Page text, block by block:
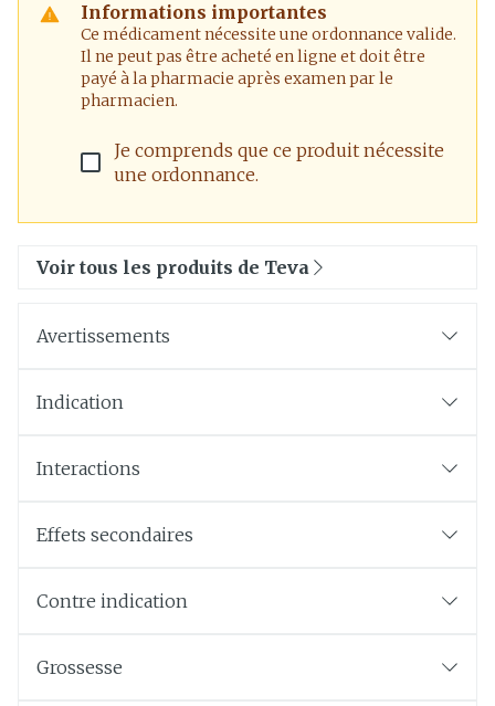
Informations importantes
Ce médicament nécessite une ordonnance valide.
Il ne peut pas être acheté en ligne et doit être
payé à la pharmacie après examen par le
pharmacien.
Je comprends que ce produit nécessite
une ordonnance.
Voir tous les produits de Teva
Avertissements
Indication
Interactions
Effets secondaires
Contre indication
Grossesse